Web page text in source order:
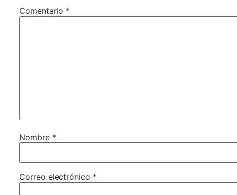
Comentario *
Nombre *
Correo electrónico *